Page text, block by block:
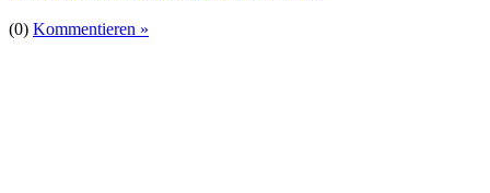
(0) Kommentieren »